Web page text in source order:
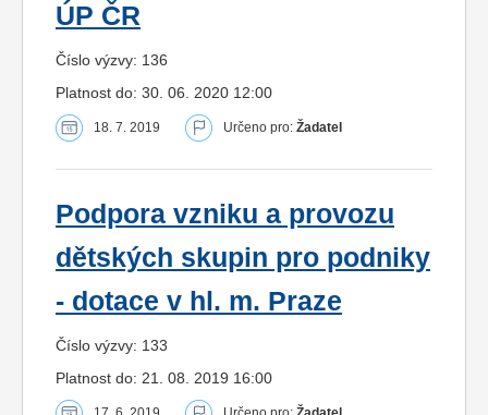
ÚP ČR
Číslo výzvy: 136
Platnost do: 30. 06. 2020 12:00
18. 7. 2019 Určeno pro: Žadatel
Podpora vzniku a provozu
dětských skupin pro podniky
- dotace v hl. m. Praze
Číslo výzvy: 133
Platnost do: 21. 08. 2019 16:00